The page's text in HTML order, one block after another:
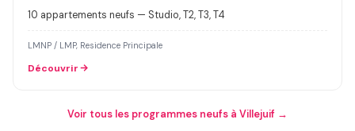
10 appartements neufs — Studio, T2, T3, T4
LMNP / LMP, Residence Principale
Découvrir
Voir tous les programmes neufs à Villejuif →